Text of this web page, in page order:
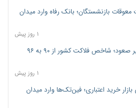
۸۰ همت معوقات بازنشستگان؛ بانک رفاه وارد میدان
۱ روز پیش
فشار اقتصادی در مسیر صعود؛ شاخص فلاکت کشور از ۹۰ به ۹۶
۱ روز پیش
بازار خرید اعتباری؛ فین‌تک‌ها وارد میدان